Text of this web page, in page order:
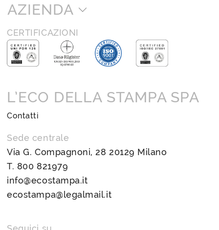
AZIENDA
CERTIFICAZIONI
L’ECO DELLA STAMPA SPA
Contatti
Sede centrale
Via G. Compagnoni, 28 20129 Milano
T. 800 821979
info@ecostampa.it
ecostampa@legalmail.it